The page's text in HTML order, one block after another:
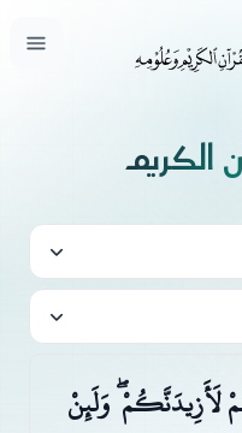
فتح
الكريم
لَأَزِيدَنَّكُمْ ۖ وَلَئِنْ